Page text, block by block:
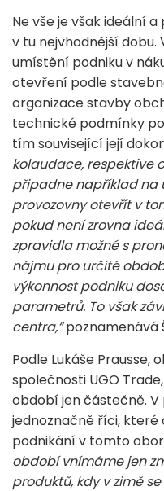
Ne vše je však ideální
v tu nejvhodnější
umístění podniku v
otevření podle
organizace stavby
technické podmínky
tím související její
kolaudace, respektive
připadne například na
provozovny otevřít v
pokud není zrovna
zpravidla možné s
nájmu pro určité
výkonnost podniku
parametrů. To však
centra,“poznamenává
Podle Lukáše Prausse,
společnosti UGO
období jen částečně. V
jednoznačně říci,
podnikání v tomto
období vnímáme jen
produktů, kdy v zimě